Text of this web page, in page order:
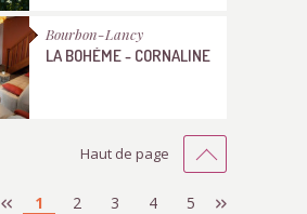
Bourbon-Lancy
LA BOHÈME - CORNALINE
Haut de page
1 2 3 4 5